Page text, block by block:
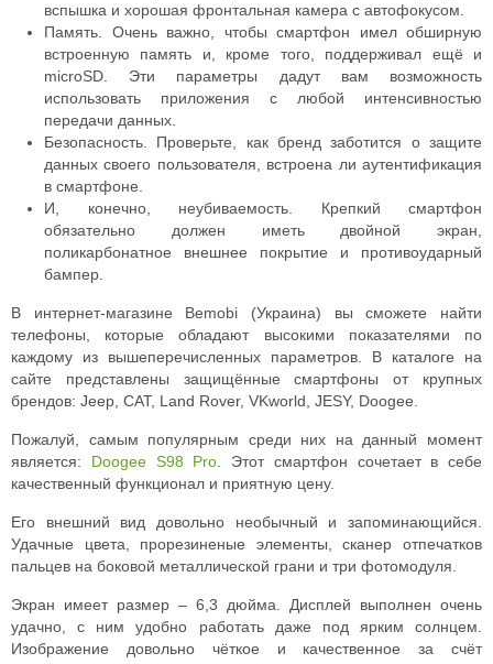
вспышка и хорошая фронтальная камера с автофокусом.
Память. Очень важно, чтобы смартфон имел обширную
встроенную память и, кроме того, поддерживал ещё и
microSD. Эти параметры дадут вам возможность
использовать приложения с любой интенсивностью
передачи данных.
Безопасность. Проверьте, как бренд заботится о защите
данных своего пользователя, встроена ли аутентификация
в смартфоне.
И, конечно, неубиваемость. Крепкий смартфон
обязательно должен иметь двойной экран,
поликарбонатное внешнее покрытие и противоударный
бампер.
В интернет-магазине Bemobi (Украина) вы сможете найти
телефоны, которые обладают высокими показателями по
каждому из вышеперечисленных параметров. В каталоге на
сайте представлены защищённые смартфоны от крупных
брендов: Jeep, CAT, Land Rover, VKworld, JESY, Doogee.
Пожалуй, самым популярным среди них на данный момент
является: Doogee S98 Pro . Этот смартфон сочетает в себе
качественный функционал и приятную цену.
Его внешний вид довольно необычный и запоминающийся.
Удачные цвета, прорезиненые элементы, сканер отпечатков
пальцев на боковой металлической грани и три фотомодуля.
Экран имеет размер – 6,3 дюйма. Дисплей выполнен очень
удачно, с ним удобно работать даже под ярким солнцем.
Изображение довольно чёткое и качественное за счёт